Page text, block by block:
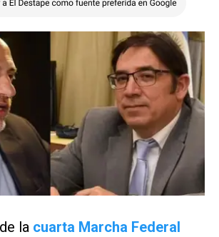
la cuarta Marcha Federal